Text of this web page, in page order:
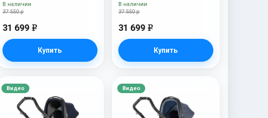
37 550 р
31 699 e
Купить
В наличии
37 550 р
31 699 e
Купить
В наличии
Видео Видео